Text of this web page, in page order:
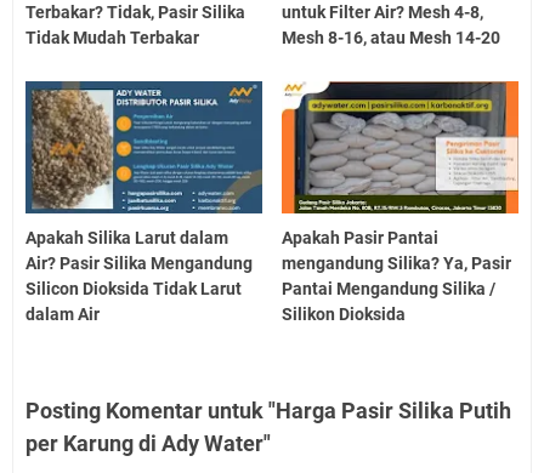
Terbakar? Tidak, Pasir Silika
Tidak Mudah Terbakar
untuk Filter Air? Mesh 4-8,
Mesh 8-16, atau Mesh 14-20
Apakah Silika Larut dalam
Air? Pasir Silika Mengandung
Silicon Dioksida Tidak Larut
dalam Air
Apakah Pasir Pantai
mengandung Silika? Ya, Pasir
Pantai Mengandung Silika /
Silikon Dioksida
Posting Komentar untuk "Harga Pasir Silika Putih
per Karung di Ady Water"